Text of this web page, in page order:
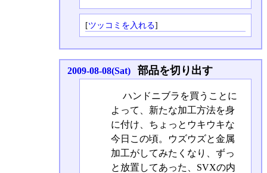
[ツッコミを入れる]
2009-08-08(Sat) 部品を切り出す
ハンドニブラを買うことに
よって、新たな加工方法を身
に付け、ちょっとウキウキな
今日この頃。ウズウズと金属
加工がしてみたくなり、ずっ
と放置してあった、SVXの内